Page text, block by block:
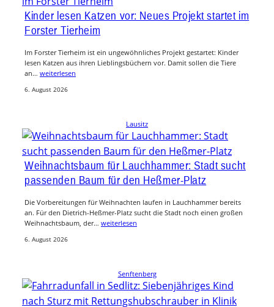
Kinder lesen Katzen vor: Neues Projekt startet im
Forster Tierheim
Im Forster Tierheim ist ein ungewöhnliches Projekt gestartet: Kinder
lesen Katzen aus ihren Lieblingsbüchern vor. Damit sollen die Tiere
an… weiterlesen
6. August 2026
Lausitz
Weihnachtsbaum für Lauchhammer: Stadt sucht
passenden Baum für den Heßmer-Platz
Die Vorbereitungen für Weihnachten laufen in Lauchhammer bereits
an. Für den Dietrich-Heßmer-Platz sucht die Stadt noch einen großen
Weihnachtsbaum, der… weiterlesen
6. August 2026
Senftenberg